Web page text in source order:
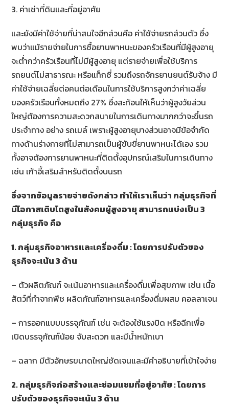
3. ค่าเช่าที่ดินและที่อยู่อาศัย
และยังมีค่าใช้จ่ายที่น่าสนใจอีกส่วนคือ ค่าใช้จ่ายรถส่วนตัว ซึ่ง
พบว่าแม้รายจ่ายในการซื้อยานพาหนะของครัวเรือนที่มีผู้สูงอายุ
จะต่ำกว่าครัวเรือนที่ไม่มีผู้สูงอายุ แต่รายจ่ายเพื่อใช้บริการ
รถยนต์ไม่สาธารณะ หรือแท็กซี่ รวมถึงรถจักรยานยนต์รับจ้าง มี
ค่าใช้จ่ายเฉลี่ยต่อคนต่อเดือนในการใช้บริการสูงกว่าค่าเฉลี่ย
ของครัวเรือนทั้งหมดถึง 27% ซึ่งสะท้อนให้เห็นว่าผู้สูงวัยส่วน
ใหญ่ต้องการความสะดวกสบายในการเดินทางมากกว่าจะขึ้นรถ
ประจำทาง อย่าง รถเมล์ เพราะผู้สูงอายุบางส่วนอาจมีข้อจำกัด
ทางด้านร่างกายที่ไม่สามารถเป็นผู้ขับขี่ยานพาหนะได้เอง รวม
ทั้งอาจต้องการยานพาหนะที่ติดตั้งอุปกรณ์เสริมในการเดินทาง
เช่น เก้าอี้เสริมสำหรับติดตั้งบนรถ
ซึ่งจากข้อมูลรายจ่ายดังกล่าว ทำให้เราเห็นว่า กลุ่มธุรกิจที่
มีโอกาสเติบโตสูงในสังคมผู้สูงอายุ สามารถแบ่งเป็น3
กลุ่มธุรกิจ คือ
1. กลุ่มธุรกิจอาหารและเครื่องดื่ม : โดยการปรับตัวของ
ธุรกิจจะเน้น 3 ด้าน
– ตัวผลิตภัณฑ์ จะเน้นอาหารและเครื่องดื่มเพื่อสุขภาพ เช่น เนื้อ
สัตว์ที่ทำจากพืช ผลิตภัณฑ์อาหารและเครื่องดื่มผสม คอลลาเจน
– การออกแบบบรรจุภัณฑ์ เช่น จะต้องใช้แรงบิด หรือฉีกเพื่อ
เปิดบรรจุภัณฑ์น้อย จับสะดวก และมีน้ำหนักเบา
– ฉลาก มีตัวอักษรขนาดใหญ่ชัดเจนและมีคำอธิบายที่เข้าใจง่าย
2. กลุ่มธุรกิจก่อสร้างและซ่อมแซมที่อยู่อาศัย : โดยการ
ปรับตัวของธุรกิจจะเน้น 3 ด้าน